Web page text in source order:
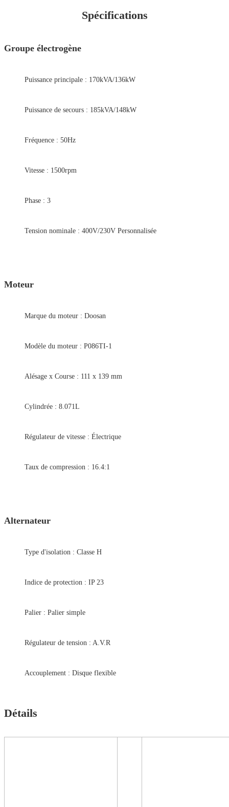
Spécifications
Groupe électrogène
Puissance principale : 170kVA/136kW
Puissance de secours : 185kVA/148kW
Fréquence : 50Hz
Vitesse : 1500rpm
Phase : 3
Tension nominale : 400V/230V Personnalisée
Moteur
Marque du moteur : Doosan
Modèle du moteur : P086TI-1
Alésage x Course : 111 x 139 mm
Cylindrée : 8.071L
Régulateur de vitesse : Électrique
Taux de compression : 16.4:1
Alternateur
Type d'isolation : Classe H
Indice de protection : IP 23
Palier : Palier simple
Régulateur de tension : A.V.R
Accouplement : Disque flexible
Détails